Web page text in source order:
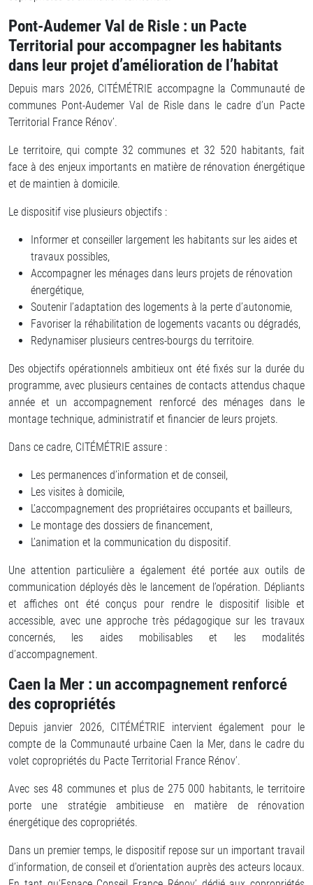
Pont-Audemer Val de Risle : un Pacte
Territorial pour accompagner les habitants
dans leur projet d’amélioration de l’habitat
Depuis mars 2026, CITÉMÉTRIE accompagne la Communauté de
communes Pont-Audemer Val de Risle dans le cadre d’un Pacte
Territorial France Rénov’.
Le territoire, qui compte 32 communes et 32 520 habitants, fait
face à des enjeux importants en matière de rénovation énergétique
et de maintien à domicile.
Le dispositif vise plusieurs objectifs :
Informer et conseiller largement les habitants sur les aides et
travaux possibles,
Accompagner les ménages dans leurs projets de rénovation
énergétique,
Soutenir l’adaptation des logements à la perte d’autonomie,
Favoriser la réhabilitation de logements vacants ou dégradés,
Redynamiser plusieurs centres-bourgs du territoire.
Des objectifs opérationnels ambitieux ont été fixés sur la durée du
programme, avec plusieurs centaines de contacts attendus chaque
année et un accompagnement renforcé des ménages dans le
montage technique, administratif et financier de leurs projets.
Dans ce cadre, CITÉMÉTRIE assure :
Les permanences d’information et de conseil,
Les visites à domicile,
L’accompagnement des propriétaires occupants et bailleurs,
Le montage des dossiers de financement,
L’animation et la communication du dispositif.
Une attention particulière a également été portée aux outils de
communication déployés dès le lancement de l’opération. Dépliants
et affiches ont été conçus pour rendre le dispositif lisible et
accessible, avec une approche très pédagogique sur les travaux
concernés, les aides mobilisables et les modalités
d’accompagnement.
Caen la Mer : un accompagnement renforcé
des copropriétés
Depuis janvier 2026, CITÉMÉTRIE intervient également pour le
compte de la Communauté urbaine Caen la Mer, dans le cadre du
volet copropriétés du Pacte Territorial France Rénov’.
Avec ses 48 communes et plus de 275 000 habitants, le territoire
porte une stratégie ambitieuse en matière de rénovation
énergétique des copropriétés.
Dans un premier temps, le dispositif repose sur un important travail
d’information, de conseil et d’orientation auprès des acteurs locaux.